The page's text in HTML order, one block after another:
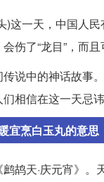
)这一天，中国人
伤了“龙目”，而
说中的神话故事
相信在这一天忌
宜烹白玉丸的意思
鸪天·庆元宵》